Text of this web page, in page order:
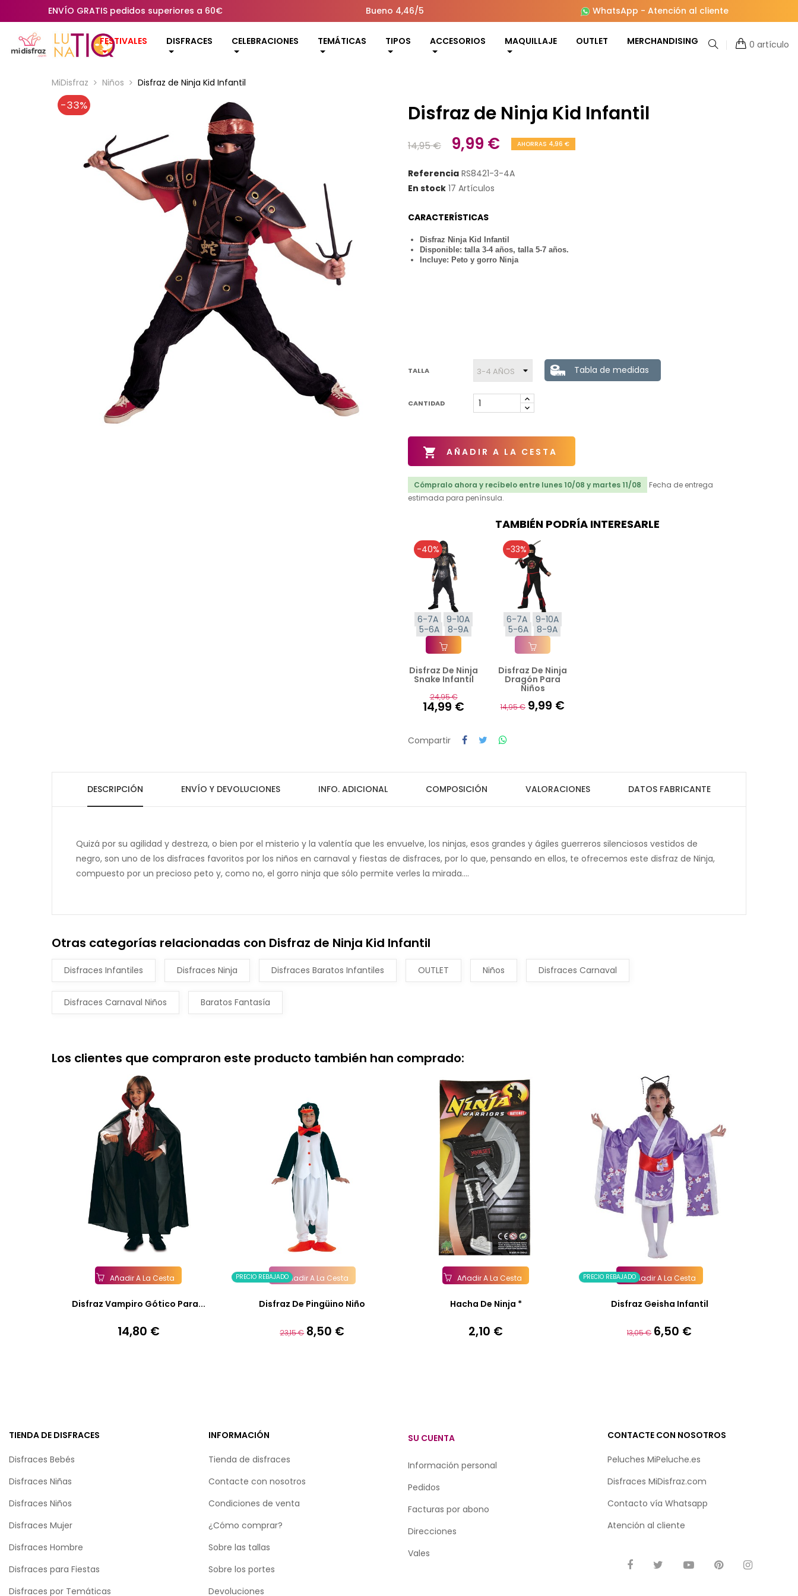
ENVÍO GRATIS pedidos superiores a 60€ Bueno 4,46/5 WhatsApp - Atención al cliente
FESTIVALES DISFRACES CELEBRACIONES TEMÁTICAS TIPOS ACCESORIOS MAQUILLAJE OUTLET MERCHANDISING 0 artículo
MiDisfraz Niños Disfraz de Ninja Kid Infantil
-33% Disfraz de Ninja Kid Infantil
14,95 € 9,99 € AHORRAS 4,96 €
Referencia RS8421-3-4A
En stock 17 Artículos
CARACTERÍSTICAS
Disfraz Ninja Kid Infantil
Disponible: talla 3-4 años, talla 5-7 años.
Incluye: Peto y gorro Ninja
TALLA Tabla de medidas
CANTIDAD
 AÑADIR A LA CESTA
Cómpralo ahora y recíbelo entre lunes 10/08 y martes 11/08
Fecha de entrega
estimada para península.
TAMBIÉN PODRÍA INTERESARLE
-40%
6-7A
9-10A
5-6A
8-9A
Añadir A La Cesta
Disfraz De Ninja
Snake Infantil
24,95 €
14,99 €
-33%
6-7A
9-10A
5-6A
8-9A
Añadir A La Cesta
Disfraz De Ninja
Dragón Para
Niños
14,95 € 9,99 €
Compartir
DESCRIPCIÓN ENVÍO Y DEVOLUCIONES INFO. ADICIONAL COMPOSICIÓN VALORACIONES DATOS FABRICANTE
Quizá por su agilidad y destreza, o bien por el misterio y la valentía que les envuelve, los ninjas, esos grandes y ágiles guerreros silenciosos vestidos de
negro, son uno de los disfraces favoritos por los niños en carnaval y fiestas de disfraces, por lo que, pensando en ellos, te ofrecemos este disfraz de Ninja,
compuesto por un precioso peto y, como no, el gorro ninja que sólo permite verles la mirada....
Otras categorías relacionadas con Disfraz de Ninja Kid Infantil
Disfraces Infantiles Disfraces Ninja Disfraces Baratos Infantiles OUTLET Niños Disfraces Carnaval
Disfraces Carnaval Niños Baratos Fantasía
Los clientes que compraron este producto también han comprado:
Añadir A La Cesta
Disfraz Vampiro Gótico Para...
Precio
14,80 €
PRECIO REBAJADOAñadir A La Cesta
Disfraz De Pingüino Niño
Precio
23,15 € Precio
8,50 €
Añadir A La Cesta
Hacha De Ninja *
Precio
2,10 €
PRECIO REBAJADOAñadir A La Cesta
Disfraz Geisha Infantil
Precio
13,05 € Precio
6,50 €
TIENDA DE DISFRACES
Disfraces Bebés
Disfraces Niñas
Disfraces Niños
Disfraces Mujer
Disfraces Hombre
Disfraces para Fiestas
Disfraces por Temáticas
INFORMACIÓN
Tienda de disfraces
Contacte con nosotros
Condiciones de venta
¿Cómo comprar?
Sobre las tallas
Sobre los portes
Devoluciones
SU CUENTA
Información personal
Pedidos
Facturas por abono
Direcciones
Vales
CONTACTE CON NOSOTROS
Peluches MiPeluche.es
Disfraces MiDisfraz.com
Contacto vía Whatsapp
Atención al cliente